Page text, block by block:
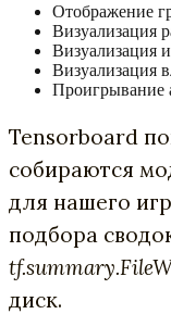
Отображение
Визуализация
Визуализация
Визуализация
Проигрывание
Tensorboard
собираются
для нашего
подбора
диск.